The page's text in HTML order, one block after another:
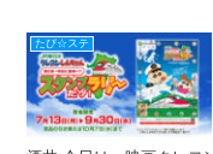
たび☆ステ